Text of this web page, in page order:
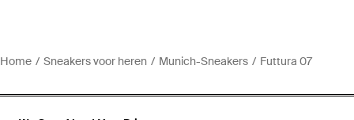
Home Sneakers voor heren Munich-Sneakers Futtura 07